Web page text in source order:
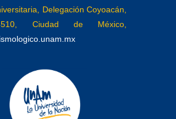
Delegación Coyoacán,
Ciudad de México,